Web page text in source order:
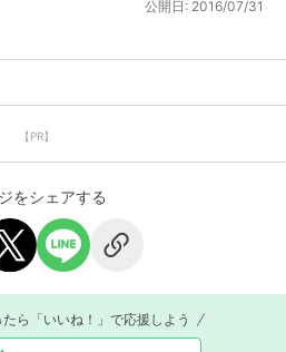
公開日: 2016/07/31
【PR】
をシェアする
ら「いいね！」で応援しよう